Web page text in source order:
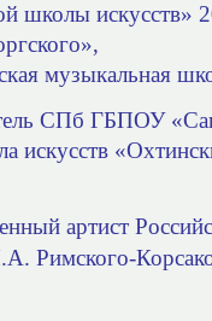
школы искусств»
музыкальная
СПб ГБПОУ
артист
Римского-